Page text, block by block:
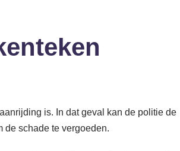
is. In dat geval kan de politie de
de schade te vergoeden.